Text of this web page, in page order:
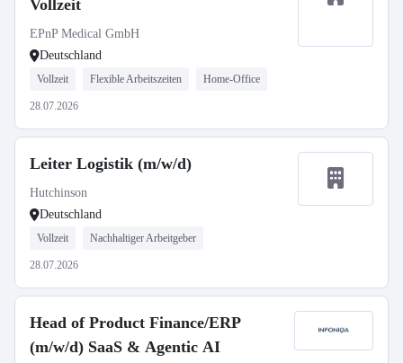
Vollzeit
EPnP Medical GmbH
Deutschland
Vollzeit Flexible Arbeitszeiten Home-Office
28.07.2026
Leiter Logistik (m/w/d)
Hutchinson
Deutschland
Vollzeit Nachhaltiger Arbeitgeber
28.07.2026
Head of Product Finance/ERP
(m/w/d) SaaS & Agentic AI